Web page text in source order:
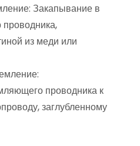
Закапывание в
из меди или
проводника к
заглубленному